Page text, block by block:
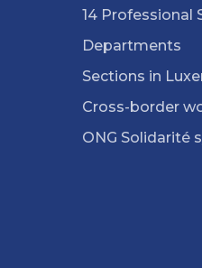
14 Professional
Departments
Sections in
Cross-border
ONG Solidarité